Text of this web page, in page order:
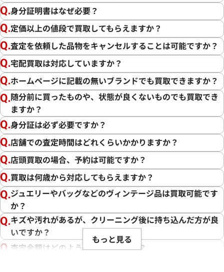
身分証明書はなぜ必要？
定価以上の値段で買取してもらえますか？
査定を依頼した品物をキャンセルすることは可能ですか？
宅配買取は対応していますか？
ホームページに記載の無いブランドでも買取できますか？
随分前に買ったものや、状態が良くないものでも買取でき
ますか？
身分証は必ず必要ですか？
店舗での査定時間はどれくらいかかりますか？
店頭買取の場合、予約は可能ですか？
買取は何歳から対応してもらえますか？
ジュエリーやバッグなどのヴィンテージ品は買取可能です
か？
キズや汚れがあるが、クリーニング後に持ち込んだ方が良
いですか？
査定金額はどのように決まりますか？
もっと見る